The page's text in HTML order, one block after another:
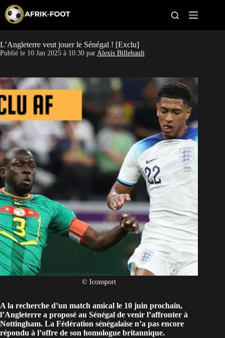
p
t
o
c
n
t
e
n
t
CAN féminine
Pays
Clubs
Classement
Paris sportifs
L’Angleterre veut jouer le Sénégal ! [Exclu]
Publié le 10 Jan 2025 à 10:30 par Alexis Billebault
© Iconsport
A la recherche d’un match amical le 10 juin prochain,
l’Angleterre a proposé au Sénégal de venir l’affronter à
Nottingham. La Fédération sénégalaise n’a pas encore
répondu à l’offre de son homologue britannique.